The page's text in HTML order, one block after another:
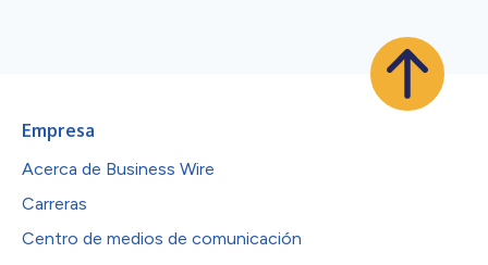
Empresa
Acerca de Business Wire
Carreras
Centro de medios de comunicación